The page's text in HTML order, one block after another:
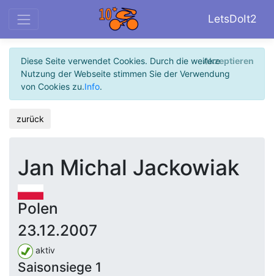
LetsDoIt2
Diese Seite verwendet Cookies. Durch die weitere
Nutzung der Webseite stimmen Sie der Verwendung
von Cookies zu.Info.
Akzeptieren
zurück
Jan Michal Jackowiak
Polen
23.12.2007
aktiv
Saisonsiege 1